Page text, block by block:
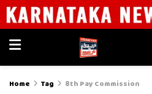
Home Tag 8th Pay Commission